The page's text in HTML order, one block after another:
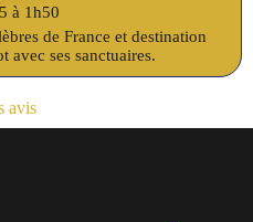
à 1h50
de France et destination
avec ses sanctuaires.
avis